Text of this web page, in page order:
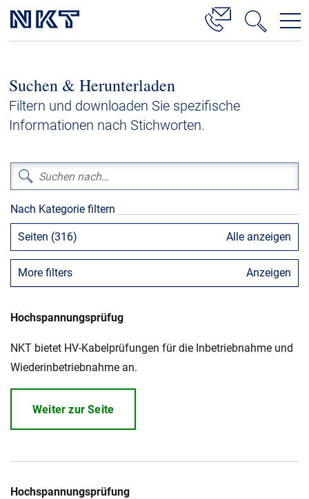
Hochspannung
Kabelservice
Niederspannung
Kabelgarnituren
Referenzen
Downloads
Presse & Events
Über uns
Geschäftsführung
Produktion
Karriere
Nachhaltigkeit
Suchen & Herunterladen
Filtern und downloaden Sie spezifische
Informationen nach Stichworten.
Nach Kategorie filtern
Seiten (316) Alle anzeigen
More filters Anzeigen
Hochspannungsprüfug
NKT bietet HV-Kabelprüfungen für die Inbetriebnahme und
Wiederinbetriebnahme an.
Weiter zur Seite
Hochspannungsprüfung